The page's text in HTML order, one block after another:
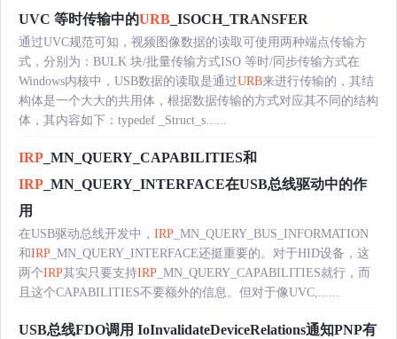
UVC 等时传输中的URB _ISOCH_TRANSFER
通过UVC规范可知，视频图像数据的读取可使用两种端点传输方
式，分别为：BULK 块/批量传输方式ISO 等时/同步传输方式在
Windows内核中，USB数据的读取是通过URB来进行传输的，其结
构体是一个大大的共用体，根据数据传输的方式对应其不同的结构
体，其内容如下：typedef _Struct_s......
IRP _MN_QUERY_CAPABILITIES和
IRP _MN_QUERY_INTERFACE在USB总线驱动中的作
用
在USB驱动总线开发中， IRP _MN_QUERY_BUS_INFORMATION
和IRP _MN_QUERY_INTERFACE还挺重要的。对于HID设备，这
两个IRP其实只要支持IRP _MN_QUERY_CAPABILITIES就行，而
且这个CAPABILITIES不要额外的信息。但对于像UVC,......
USB总线FDO调用 IoInvalidateDeviceRelations通知PNP有